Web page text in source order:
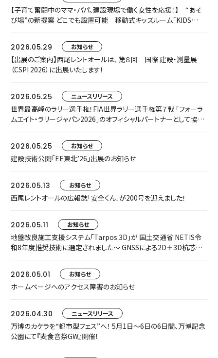
【子育て奮闘中のママ・パパ、建設現場で働く女性を応援！】 “あそ
び場”の新提案 どこでも設置可能 移動式キッズルーム「KIDS
2026.05.29
お知らせ
【出展のご案内】西尾レントオールは、 第８回 国際 建設・測量展
（CSPI 2026）に出展いたします！
2026.05.25 ニュースリリース
世界最高峰のラリー選手権！FIA世界ラリー選手権第７戦 「フォーラ
ムエイト・ラリージャパン2026」のオフィシャルパートナーとして協賛
2026.05.25
お知らせ
建設技術公開「EE東北’26」出展のお知らせ
2026.05.13 お知らせ
西尾レントオールの広報誌「安全くん」が200号を迎えました！
2026.05.11 お知らせ
地盤改良施工支援システム「Tarpos 3D」が 国土交通省 NETIS令
和8年度推奨技術に選定されました～ GNSSによる2D＋3D杭芯誘
2026.05.01
お知らせ
ホームページへのアクセス障害のお知らせ
2026.04.30 ニュースリリース
万博のカケラを“都市型フェス”へ！ 5月1日〜6日の6日間、万博記念
公園にて『麦食音祭GW』開催！